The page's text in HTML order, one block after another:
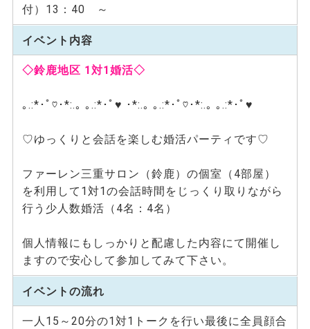
付）13：40 ～
イベント内容
◇鈴鹿地区 1対1婚活◇
｡.:*･ﾟ♡･*:.｡ ｡.:*･ﾟ♥ ･*:.｡ ｡.:*･ﾟ♡･*:.｡ ｡.:*･ﾟ♥
♡ゆっくりと会話を楽しむ婚活パーティです♡
ファーレン三重サロン（鈴鹿）の個室（4部屋）
を利用して1対1の会話時間をじっくり取りながら
行う少人数婚活（4名：4名）
個人情報にもしっかりと配慮した内容にて開催し
ますので安心して参加してみて下さい。
イベントの流れ
一人15～20分の1対1トークを行い最後に全員顔合